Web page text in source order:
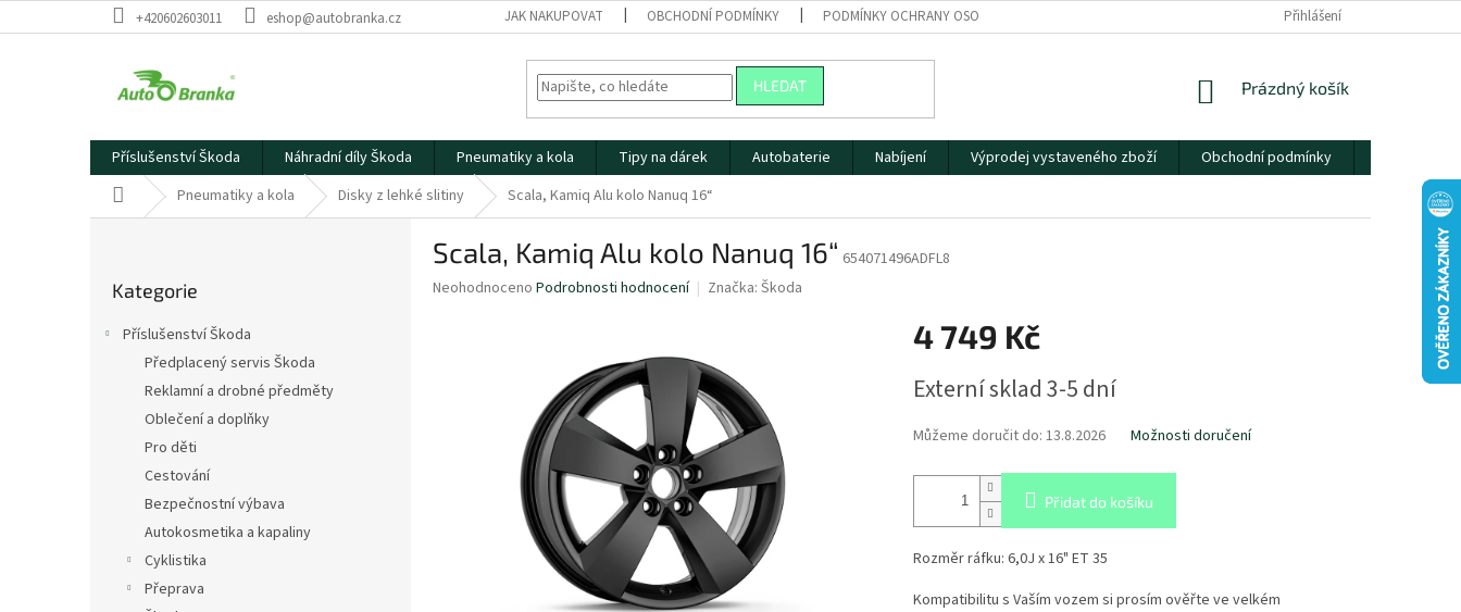
na
+420602603011 eshop@autobranka.cz JAK NAKUPOVAT OBCHODNÍ PODMÍNKY PODMÍNKY OCHRANY OSOBNÍCH ÚDAJŮ Přihlášení
HLEDAT
NÁKUPNÍ
Prázdný košík
Příslušenství Škoda Náhradní díly Škoda Pneumatiky a kola Tipy na dárek Autobaterie Nabíjení Výprodej vystaveného zboží Obchodní podmínky
Domů Pneumatiky a kola Disky z lehké slitiny Scala, Kamiq Alu kolo Nanuq 16“
kategorie
Kategorie
Příslušenství Škoda
Předplacený servis Škoda
Reklamní a drobné předměty
Oblečení a doplňky
Pro děti
Cestování
Bezpečnostní výbava
Autokosmetika a kapaliny
Cyklistika
Přeprava
Scala, Kamiq Alu kolo Nanuq 16“ 654071496ADFL8
Průměrné
Neohodnoceno Podrobnosti hodnocení Značka: Škoda
4 749 Kč
cena:
Externí sklad 3-5 dní
Můžeme doručit do: 13.8.2026 Možnosti doručení
Přidat do košíku
Rozměr ráfku: 6,0J x 16" ET 35
Kompatibilitu s Vaším vozem si prosím ověřte ve velkém